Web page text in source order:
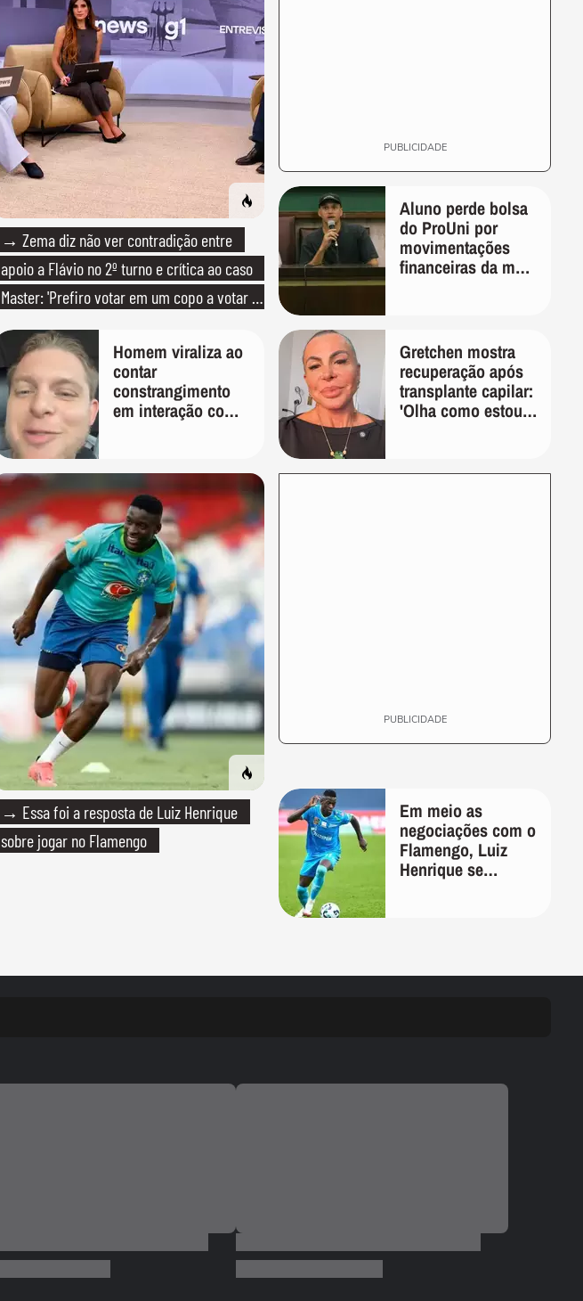
→ Zema diz não ver contradição entre
apoio a Flávio no 2º turno e crítica ao caso
Master: 'Prefiro votar em um copo a votar no
PT'
PUBLICIDADE
→ Essa foi a resposta de Luiz Henrique
sobre jogar no Flamengo
Aluno perde bolsa
do ProUni por
movimentações
financeiras da mãe
Homem viraliza ao
contar
constrangimento
em interação com
Gretchen mostra
recuperação após
transplante capilar:
'Olha como estou
PUBLICIDADE
Em meio as
negociações com o
Flamengo, Luiz
Henrique se